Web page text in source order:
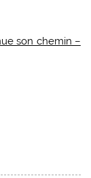
son chemin –